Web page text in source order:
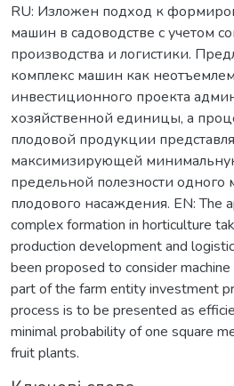
RU: Изложен подход к
машин в садоводстве с учетом
производства и логистики.
комплекс машин как
инвестиционного проекта
хозяйственной единицы, а
плодовой продукции
максимизирующей
предельной полезности одного
плодового насаждения. EN: The
complex formation in horticulture
production development and
been proposed to consider
part of the farm entity investment
process is to be presented as
minimal probability of one square
fruit plants.